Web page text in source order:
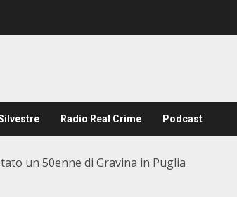
Radio Real Crime Podcast
un 50enne di Gravina in Puglia